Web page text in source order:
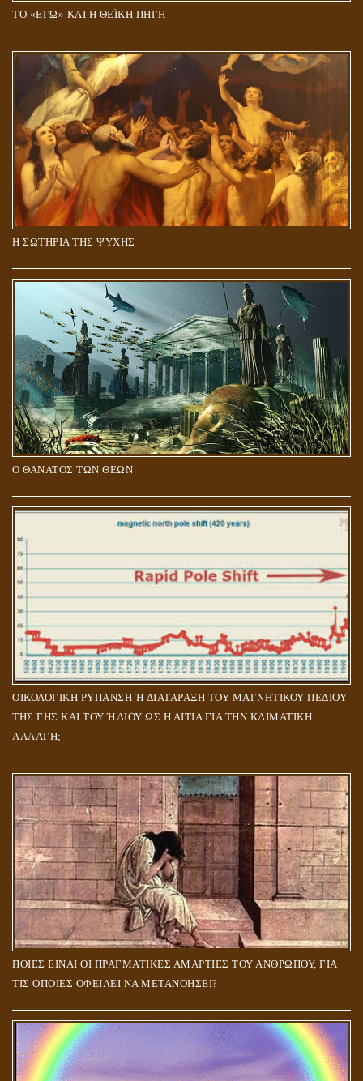
ΤΟ «ΕΓΩ» ΚΑΙ Η ΘΕΪΚΗ ΠΗΓΗ
Η ΣΩΤΗΡΙΑ ΤΗΣ ΨΥΧΗΣ
Ο ΘΑΝΑΤΟΣ ΤΩΝ ΘΕΩΝ
ΟΙΚΟΛΟΓΙΚΗ ΡΥΠΑΝΣΗ Ή ΔΙΑΤΑΡΑΞΗ ΤΟΥ ΜΑΓΝΗΤΙΚΟΥ ΠΕΔΙΟΥ
ΤΗΣ ΓΗΣ ΚΑΙ ΤΟΥ ΉΛΙΟΥ ΩΣ Η ΑΙΤΙΑ ΓΙΑ ΤΗΝ ΚΛΙΜΑΤΙΚΗ
ΑΛΛΑΓΗ;
ΠΟΙΕΣ ΕΙΝΑΙ ΟΙ ΠΡΑΓΜΑΤΙΚΕΣ ΑΜΑΡΤΙΕΣ ΤΟΥ ΑΝΘΡΩΠΟΥ, ΓΙΑ
ΤΙΣ ΟΠΟΙΕΣ ΟΦΕΙΛΕΙ ΝΑ ΜΕΤΑΝΟΗΣΕΙ?